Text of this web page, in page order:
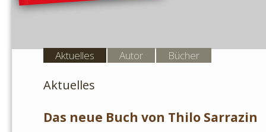
Aktuelles Autor Bücher
Aktuelles
Das neue Buch von Thilo Sarrazin